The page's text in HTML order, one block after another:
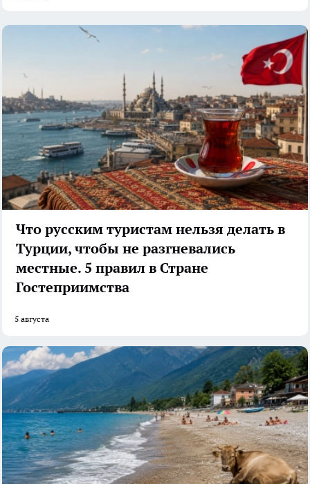
Что русским туристам нельзя делать в
Турции, чтобы не разгневались
местные. 5 правил в Стране
Гостеприимства
5 августа